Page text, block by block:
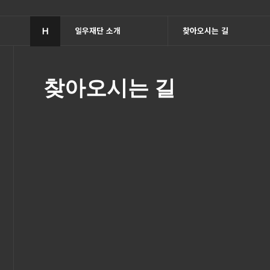
H 일우재단 소개 찾아오시는 길
찾아오시는 길